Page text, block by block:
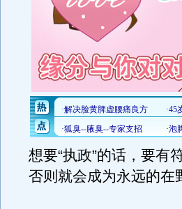
想要“执政”的话，要有
否则就会成为永远的在